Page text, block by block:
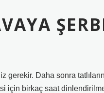
Daha sonra
için birkaç saat